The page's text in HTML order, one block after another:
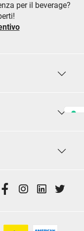
per il beverage?